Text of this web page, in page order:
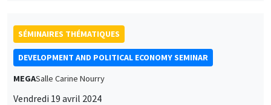
SÉMINAIRES THÉMATIQUES
DEVELOPMENT AND POLITICAL ECONOMY SEMINAR
MEGASalle Carine Nourry
Vendredi 19 avril 2024
des
cookies